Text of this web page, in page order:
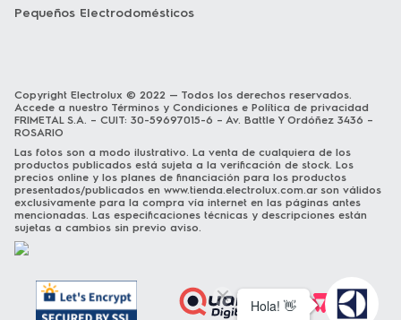
Pequeños Electrodomésticos
Copyright Electrolux © 2022 — Todos los derechos reservados.
Accede a nuestro Términos y Condiciones e Política de privacidad
FRIMETAL S.A. – CUIT: 30-59697015-6 – Av. Battle Y Ordóñez 3436 –
ROSARIO
Las fotos son a modo ilustrativo. La venta de cualquiera de los
productos publicados está sujeta a la verificación de stock. Los
precios online y los planes de financiación para los productos
presentados/publicados en www.tienda.electrolux.com.arson válidos
exclusivamente para la compra vía internet en las páginas antes
mencionadas. Las especificaciones técnicas y descripciones están
sujetas a cambios sin previo aviso.